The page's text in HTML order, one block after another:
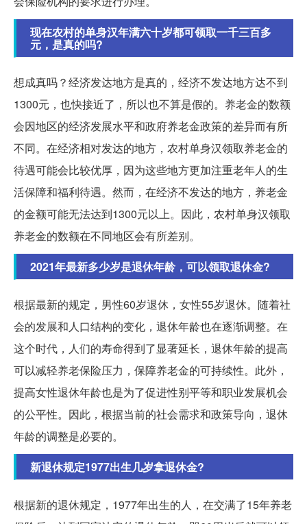
现在农村的单身汉年满六十岁都可领取一千三百多
元，是真的吗?
想成真吗？经济发达地方是真的，经济不发达地方达不到
1300元，也快接近了，所以也不算是假的。养老金的数额
会因地区的经济发展水平和政府养老金政策的差异而有所
不同。在经济相对发达的地方，农村单身汉领取养老金的
待遇可能会比较优厚，因为这些地方更加注重老年人的生
活保障和福利待遇。然而，在经济不发达的地方，养老金
的金额可能无法达到1300元以上。因此，农村单身汉领取
养老金的数额在不同地区会有所差别。
2021年最新多少岁是退休年龄，可以领取退休金?
根据最新的规定，男性60岁退休，女性55岁退休。随着社
会的发展和人口结构的变化，退休年龄也在逐渐调整。在
这个时代，人们的寿命得到了显著延长，退休年龄的提高
可以减轻养老保险压力，保障养老金的可持续性。此外，
提高女性退休年龄也是为了促进性别平等和职业发展机会
的公平性。因此，根据当前的社会需求和政策导向，退休
年龄的调整是必要的。
新退休规定1977出生几岁拿退休金?
根据新的退休规定，1977年出生的人，在交满了15年养老